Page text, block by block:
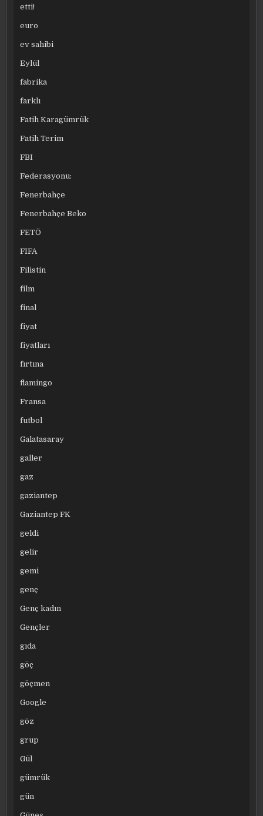
etti!
euro
ev sahibi
Eylül
fabrika
farklı
Fatih Karagümrük
Fatih Terim
FBI
Federasyonu:
Fenerbahçe
Fenerbahçe Beko
FETÖ
FIFA
Filistin
film
final
fiyat
fiyatları
fırtına
flamingo
Fransa
futbol
Galatasaray
galler
gaz
gaziantep
Gaziantep FK
geldi
gelir
gemi
genç
Genç kadın
Gençler
gıda
göç
göçmen
Google
göz
grup
Gül
gümrük
gün